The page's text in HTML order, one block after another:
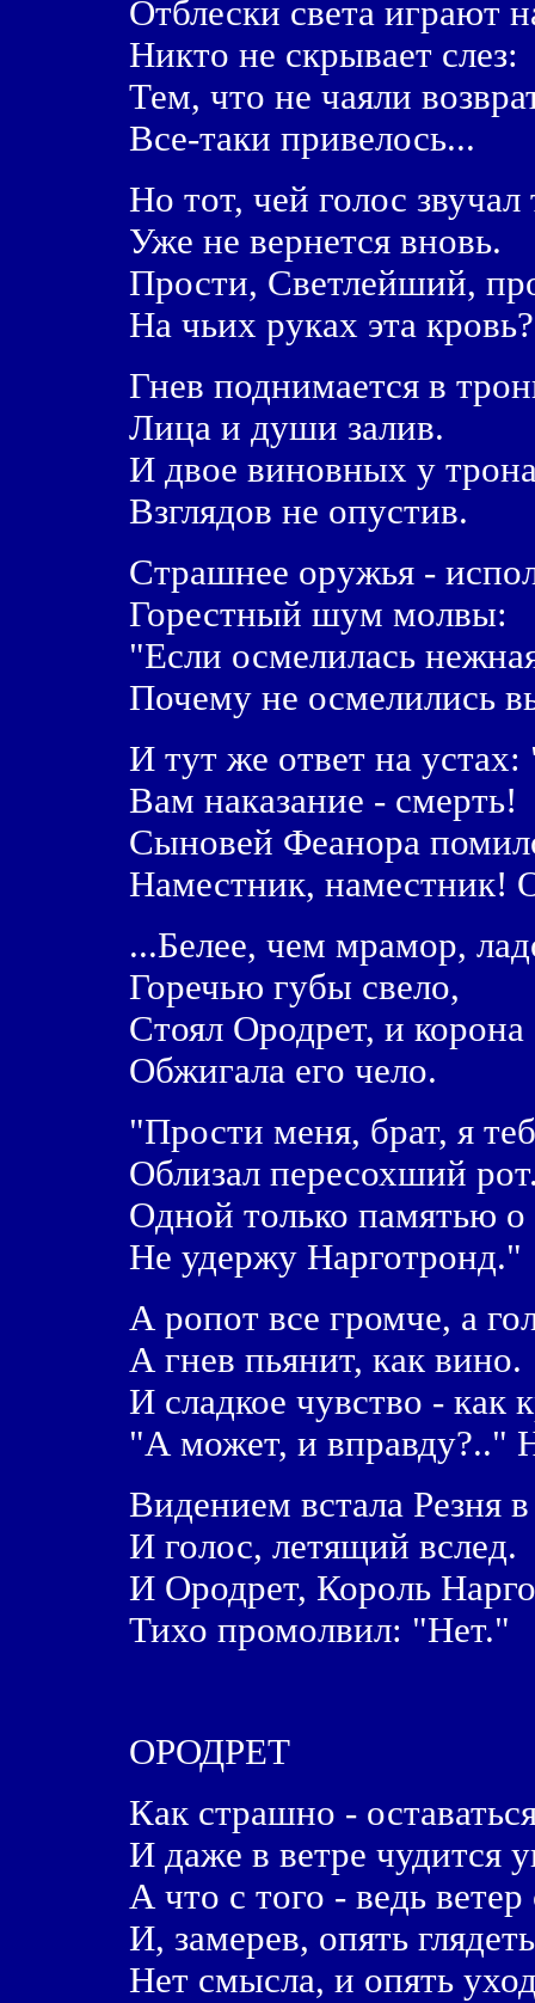
Отблески света играют
Никто не скрывает слез:
Тем, что не чаяли
Все-таки привелось...
Но тот, чей голос звучал
Уже не вернется вновь.
Прости, Светлейший,
На чьих руках эта кровь?
Гнев поднимается в
Лица и души залив.
И двое виновных у
Взглядов не опустив.
Страшнее оружья -
Горестный шум молвы:
"Если осмелилась
Почему не осмелились
И тут же ответ на
Вам наказание - смерть!
Сыновей Феанора
Наместник, наместник!
...Белее, чем мрамор,
Горечью губы свело,
Стоял Ородрет, и корона
Обжигала его чело.
"Прости меня, брат, я
Облизал пересохший
Одной только памятью о
Не удержу Нарготронд."
А ропот все громче, а
А гнев пьянит, как вино.
И сладкое чувство - как
"А может, и вправду?.."
Видением встала Резня
И голос, летящий вслед.
И Ородрет, Король
Тихо промолвил: "Нет."
ОРОДРЕТ
Как страшно -
И даже в ветре чудится
А что с того - ведь
И, замерев, опять
Нет смысла, и опять